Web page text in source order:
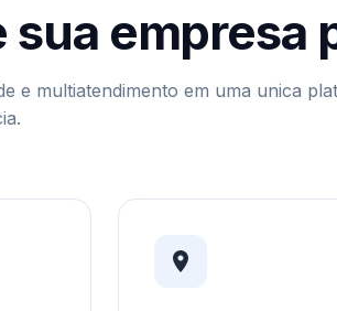
sua empresa
e multiatendimento em uma unica